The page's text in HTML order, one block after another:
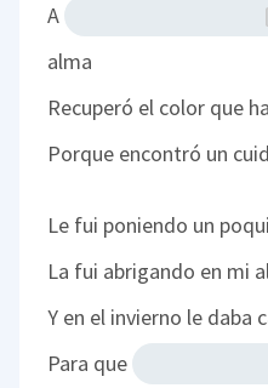
A
alma
Recuperó el color que
Porque encontró un
Le fui poniendo un
La fui abrigando en mi
Y en el invierno le daba
Para que